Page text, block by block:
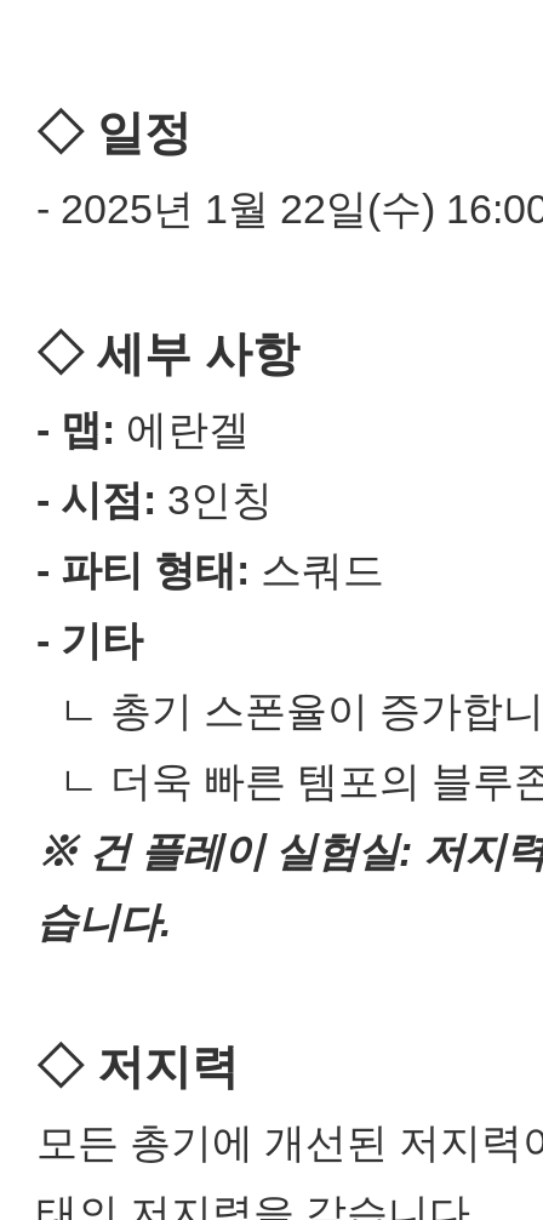
◇ 일정
- 2025년 1월 22일(수)
◇ 세부 사항
- 맵: 에란겔
- 시점: 3인칭
- 파티 형태: 스쿼드
- 기타
ㄴ 총기 스폰율이 증가합
ㄴ 더욱 빠른 템포의 블루
※ 건 플레이 실험실: 저지
습니다.
◇ 저지력
모든 총기에 개선된 저지